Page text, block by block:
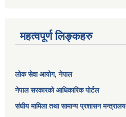
महत्वपूर्ण लिङ्कहरु
लोक सेवा आयोग, नेपाल
नेपाल सरकारको आधिकारिक पोर्टल
संघीय मामिला तथा सामान्य प्रशासन मन्त्रालय